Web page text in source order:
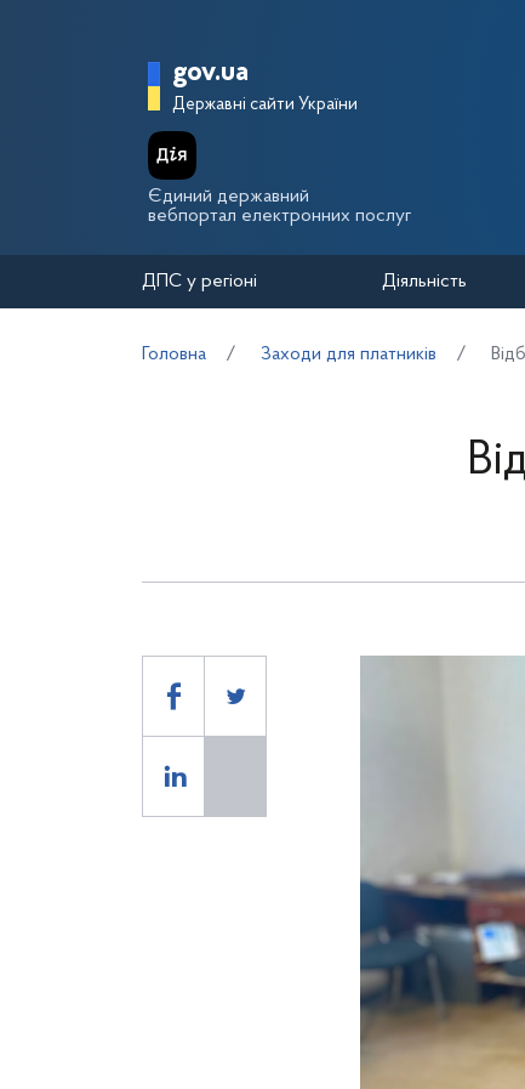
Головна сторінка
gov.ua
Державні сайти України
Єдиний державний
вебпортал електронних послуг
ДПС у регіоні Діяльність
Головна Заходи для платників